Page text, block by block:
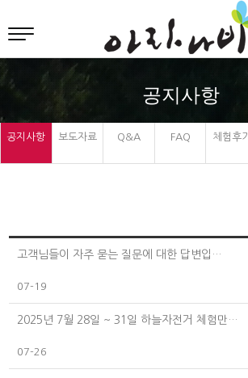
공지사항
공지사항 보도자료 Q&A FAQ 체험후기
고객님들이 자주 묻는 질문에 대한 답변입…
07-19
2025년 7월 28일 ~ 31일 하늘자전거 체험만…
07-26